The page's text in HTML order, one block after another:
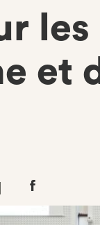
et
Partager
Facebook